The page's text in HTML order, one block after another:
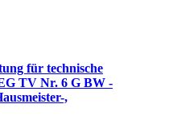
für technische
TV Nr. 6 G BW -
,